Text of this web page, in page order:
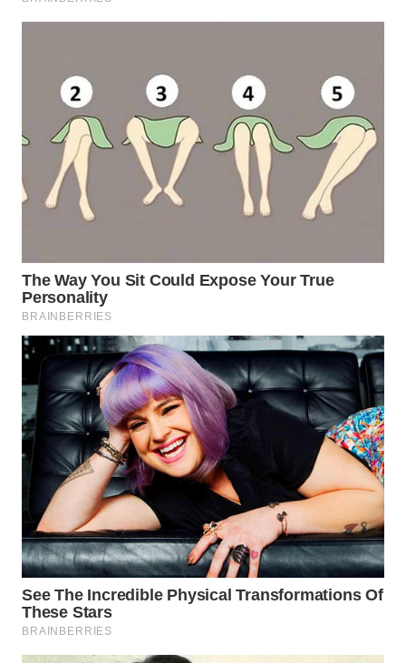
WN
TAPANULI
UTARA
WN
SAMOSIR
LAWAS
WN
SUMEDANG
WN
CIANJUR
WN
KEPULAUAN
SERIBU
WN
TANGERANG
WN
BINJAI